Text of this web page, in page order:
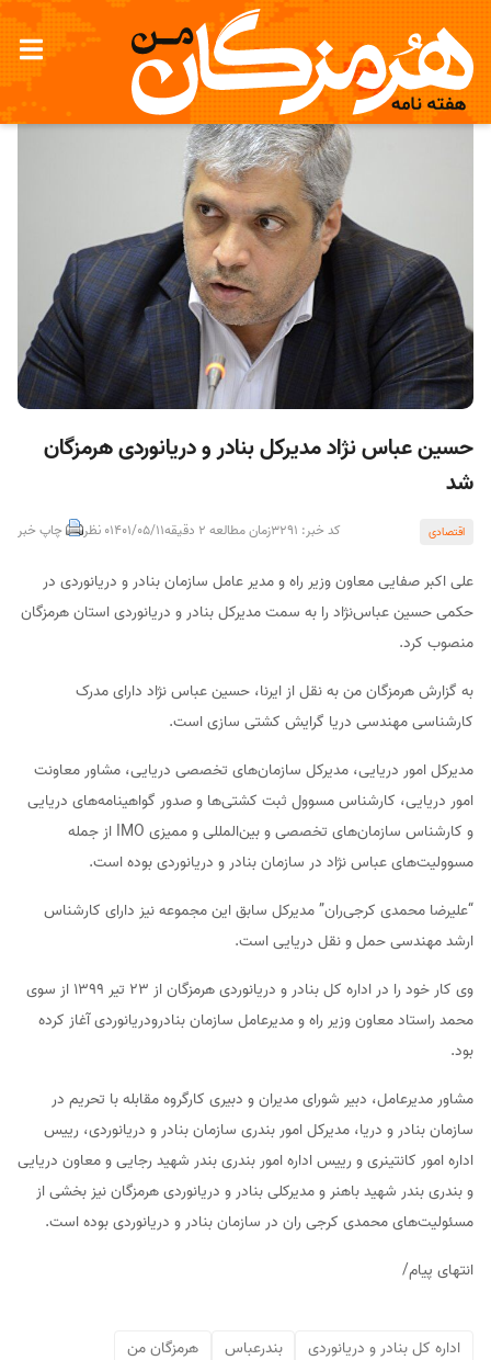
حسین عباس نژاد مدیرکل بنادر و دریانوردی هرمزگان
شد
اقتصادی کد خبر: 3291 زمان مطالعه 2 دقیقه 1401/05/110 نظر چاپ خبر
علی اکبر صفایی معاون وزیر راه و مدیر عامل سازمان بنادر و دریانوردی در
حکمی حسین عباس‌نژاد را به سمت مدیرکل بنادر و دریانوردی استان هرمزگان
منصوب کرد.
به گزارش هرمزگان من به نقل از ایرنا، حسین عباس نژاد دارای مدرک
کارشناسی مهندسی دریا گرایش کشتی سازی است.
مدیرکل امور دریایی، مدیرکل سازمان‌های تخصصی دریایی، مشاور معاونت
امور دریایی، کارشناس مسوول ثبت کشتی‌ها و صدور گواهینامه‌های دریایی
و کارشناس سازمان‌های تخصصی و بین‌المللی و ممیزی IMO از جمله
مسوولیت‌های عباس نژاد در سازمان بنادر و دریانوردی بوده است.
“علیرضا محمدی کرجی‌ران” مدیرکل سابق این مجموعه نیز دارای کارشناس
ارشد مهندسی حمل و نقل دریایی است.
وی کار خود را در اداره کل بنادر و دریانوردی هرمزگان از ۲۳ تیر ۱۳۹۹ از سوی
محمد راستاد معاون وزیر راه و مدیرعامل سازمان بنادرودریانوردی آغاز کرده
بود.
مشاور مدیرعامل، دبیر شورای مدیران و دبیری کارگروه مقابله با تحریم در
سازمان بنادر و دریا، مدیرکل امور بندری سازمان بنادر و دریانوردی، رییس
اداره امور کانتینری و رییس اداره امور بندری بندر شهید رجایی و معاون دریایی
و بندری بندر شهید باهنر و مدیرکلی بنادر و دریانوردی هرمزگان نیز بخشی از
مسئولیت‌های محمدی کرجی ران در سازمان بنادر و دریانوردی بوده است.
انتهای پیام/
اداره کل بنادر و دریانوردی بندرعباس هرمزگان من